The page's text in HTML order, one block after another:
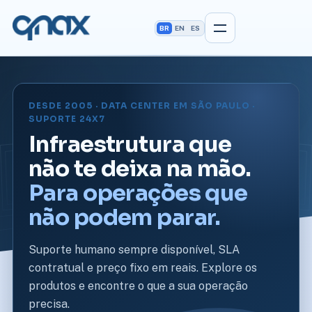
BR EN ES
DESDE 2005 · DATA CENTER EM SÃO PAULO ·
SUPORTE 24X7
Infraestrutura que
não te deixa na mão.
Para operações que
não podem parar.
Suporte humano sempre disponível, SLA
contratual e preço fixo em reais. Explore os
produtos e encontre o que a sua operação
precisa.